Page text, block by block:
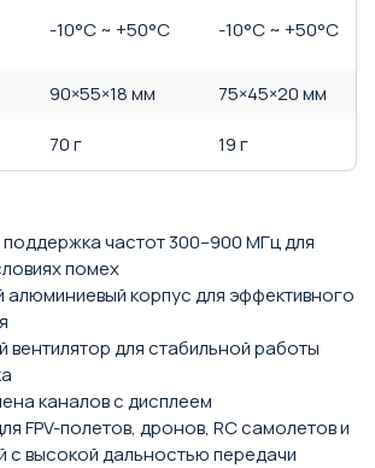
-10°С ~ +50°С -10°С ~ +50°С
90×55×18 мм
75×45×20 мм
70 г 19 г
поддержка частот 300–900 МГц для
помех
алюминиевый корпус для эффективного
вентилятор для стабильной работы
каналов с дисплеем
FPV-полетов, дронов, RC самолетов и
с высокой дальностью передачи